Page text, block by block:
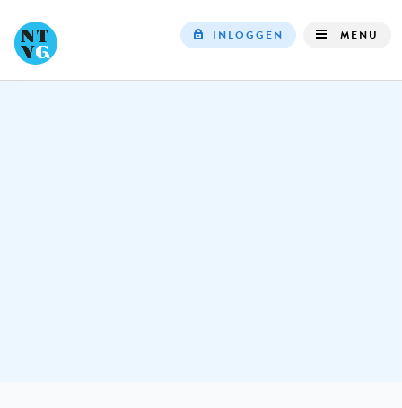
INLOGGEN MENU